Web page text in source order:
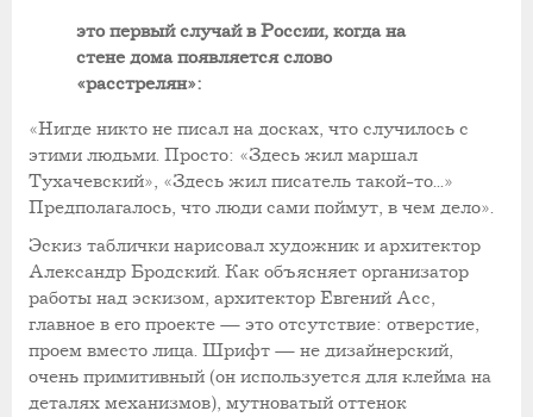
это первый случай в России, когда на
стене дома появляется слово
«расстрелян»:
«Нигде никто не писал на досках, что случилось с
этими людьми. Просто: «Здесь жил маршал
Тухачевский», «Здесь жил писатель такой-то...»
Предполагалось, что люди сами поймут, в чем дело».
Эскиз таблички нарисовал художник и архитектор
Александр Бродский. Как объясняет организатор
работы над эскизом, архитектор Евгений Асс,
главное в его проекте — это отсутствие: отверстие,
проем вместо лица. Шрифт — не дизайнерский,
очень примитивный (он используется для клейма на
деталях механизмов), мутноватый оттенок